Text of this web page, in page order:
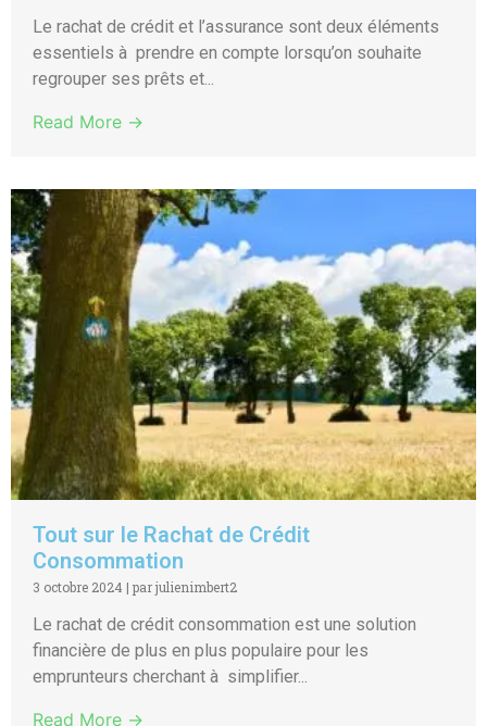
Le rachat de crédit et l’assurance sont deux éléments
essentiels à prendre en compte lorsqu’on souhaite
regrouper ses prêts et...
Read More →
Tout sur le Rachat de Crédit
Consommation
3 octobre 2024 | par julienimbert2
Le rachat de crédit consommation est une solution
financière de plus en plus populaire pour les
emprunteurs cherchant à simplifier...
Read More →